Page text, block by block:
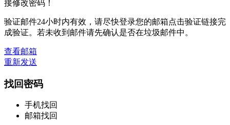
接修改密码！
验证邮件24小时内有效，请尽快登录您的邮箱点击验证链接完
成验证。若未收到邮件请先确认是否在垃圾邮件中。
查看邮箱
重新发送
找回密码
手机找回
邮箱找回